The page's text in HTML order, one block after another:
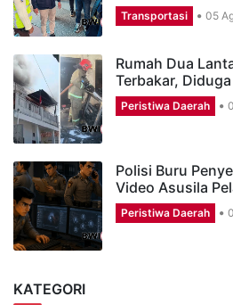
Transportasi 05
Rumah Dua
Terbakar,
Peristiwa Daerah
Polisi Buru
Video Asusila
Peristiwa Daerah
KATEGORI